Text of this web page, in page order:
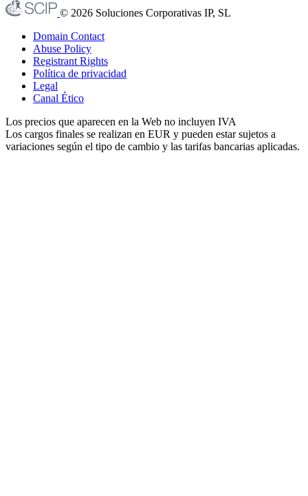
© 2026 Soluciones Corporativas IP, SL
Domain Contact
Abuse Policy
Registrant Rights
Política de privacidad
Legal
Canal Ético
Los precios que aparecen en la Web no incluyen IVA
Los cargos finales se realizan en EUR y pueden estar sujetos a
variaciones según el tipo de cambio y las tarifas bancarias aplicadas.